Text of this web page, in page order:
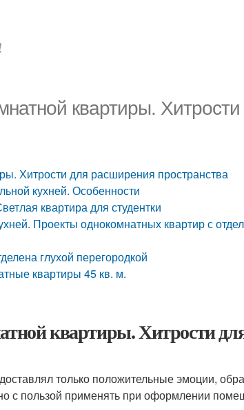
квартиры.
Хитрости для расширения пространства
кухней. Особенности
квартира для студентки
Проекты однокомнатных квартир с
глухой перегородкой
квартиры 45 кв. м.
квартиры. Хитрости
только положительные эмоции,
с пользой применять при оформлении